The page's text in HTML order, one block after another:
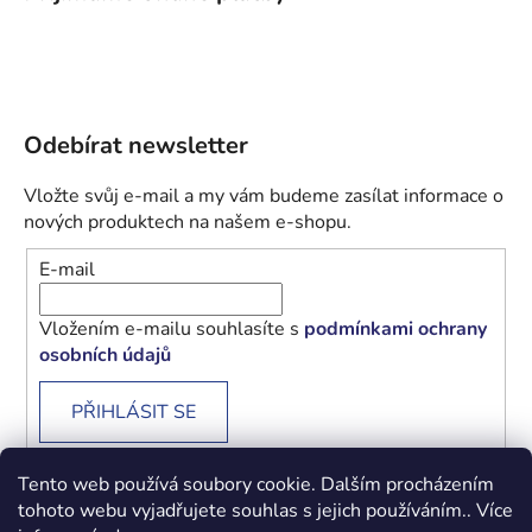
Tento web používá soubory cookie. Dalším procházením
tohoto webu vyjadřujete souhlas s jejich používáním.. Více
Odebírat newsletter
Vložte svůj e-mail a my vám budeme zasílat informace o
nových produktech na našem e-shopu.
E-mail
Vložením e-mailu souhlasíte s podmínkami ochrany
osobních údajů
PŘIHLÁSIT SE